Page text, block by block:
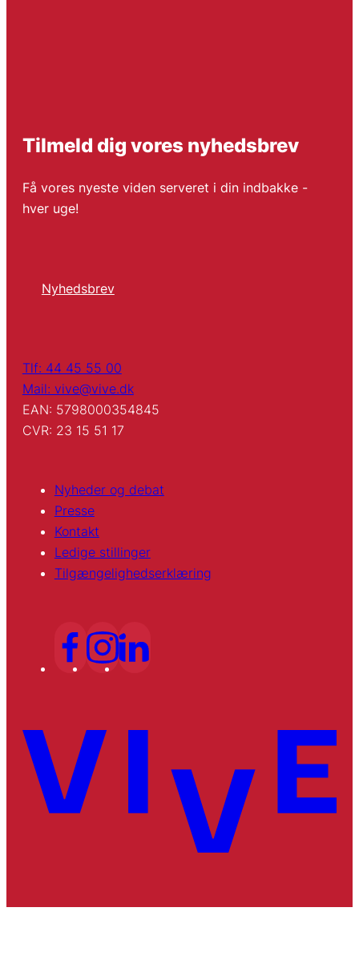
Tilmeld dig vores nyhedsbrev
Få vores nyeste viden serveret i din indbakke -
hver uge!
Nyhedsbrev
Tlf: 44 45 55 00
Mail: vive@vive.dk
EAN: 5798000354845
CVR: 23 15 51 17
Nyheder og debat
Presse
Kontakt
Ledige stillinger
Tilgængelighedserklæring